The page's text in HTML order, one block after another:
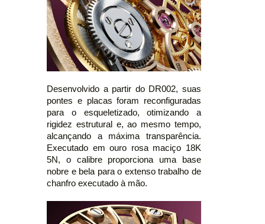
Desenvolvido a partir do DR002, suas
pontes e placas foram reconfiguradas
para o esqueletizado, otimizando a
rigidez estrutural e, ao mesmo tempo,
alcançando a máxima transparência.
Executado em ouro rosa maciço 18K
5N, o calibre proporciona uma base
nobre e bela para o extenso trabalho de
chanfro executado à mão.